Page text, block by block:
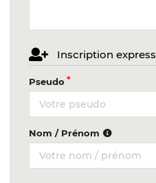
Inscription express
Pseudo
Nom / Prénom